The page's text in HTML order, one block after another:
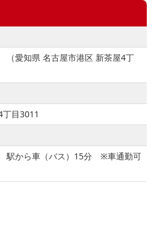
愛知県 名古屋市港区 新茶屋4丁
目3011
駅から車（バス）15分 ※車通勤可